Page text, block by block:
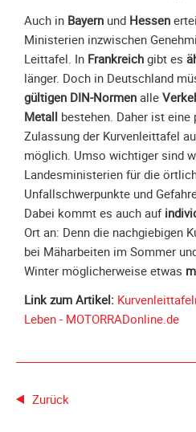
Galerie
2021
Galerie
2020
Galerie
2019
Galerie
2018
Galerie
2017
Galerie
2016
Galerie
2015
Galerie
Auch in Bayern und Hessen
Ministerien inzwischen
Leittafel. In Frankreich gibt es
länger. Doch in Deutschland
gültigen DIN-Normen alle
Metall bestehen. Daher ist
Zulassung der Kurvenleittafel
möglich. Umso wichtiger sind
Landesministerien für die
Unfallschwerpunkte und
Dabei kommt es auch auf
Ort an: Denn die nachgiebigen
bei Mäharbeiten im Sommer
Winter möglicherweise etwas
Link zum Artikel:
Leben - MOTORRADonline.de
Zurück